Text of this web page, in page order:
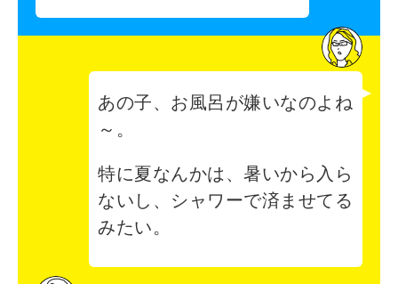
あの子、お風呂が嫌いなのよね
～。
特に夏なんかは、暑いから入ら
ないし、シャワーで済ませてる
みたい。